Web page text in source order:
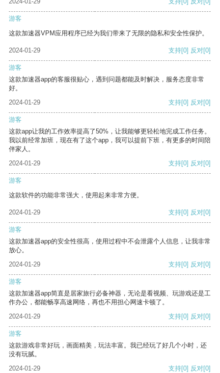
游客
这款加速器VPM应用程序已经为我们带来了无限的隐私和安全性保护。
2024-01-29 支持[0] 反对[0]
游客
这款加速器app的客服很贴心，遇到问题都能及时解决，服务态度非常
好。
2024-01-29
支持[0] 反对[0]
游客
这款app让我的工作效率提高了50%，让我能够更轻松地完成工作任务。
我以前经常加班，现在有了这个app，我可以提前下班，有更多的时间陪
伴家人。
2024-01-29
支持[0] 反对[0]
游客
这款软件的功能非常强大，使用起来非常方便。
2024-01-29 支持[0] 反对[0]
游客
这款加速器app的安全性很高，使用过程中不会泄露个人信息，让我非常
放心。
2024-01-29
支持[0] 反对[0]
游客
这款加速器app简直是居家旅行必备神器，无论是看视频、玩游戏还是工
作办公，都能畅享高速网络，再也不用担心网速卡顿了。
2024-01-29
支持[0] 反对[0]
游客
这款游戏非常好玩，画面精美，玩法丰富。我已经玩了好几个小时，还
没有玩腻。
2024-01-29
支持[0] 反对[0]